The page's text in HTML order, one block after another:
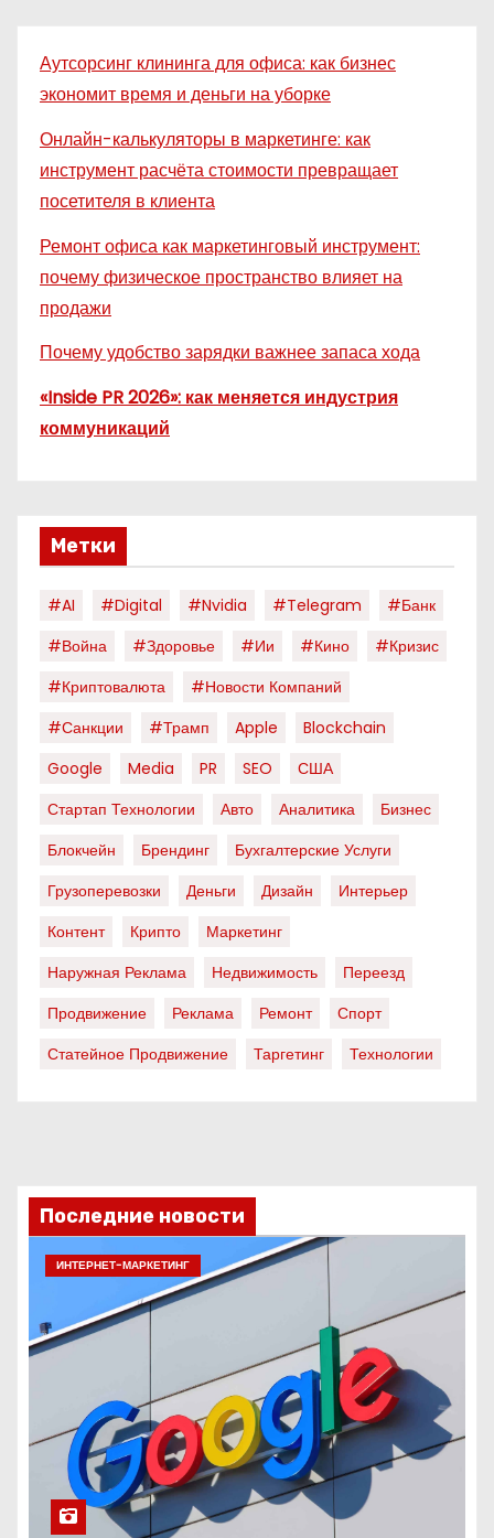
Аутсорсинг клининга для офиса: как бизнес
экономит время и деньги на уборке
Онлайн-калькуляторы в маркетинге: как
инструмент расчёта стоимости превращает
посетителя в клиента
Ремонт офиса как маркетинговый инструмент:
почему физическое пространство влияет на
продажи
Почему удобство зарядки важнее запаса хода
«Inside PR 2026»: как меняется индустрия
коммуникаций
Метки
#AI #digital #nvidia #telegram
#банк
#война
#здоровье #ии #кино
#кризис
#криптовалюта
#новости Компаний
#санкции
#трамп Apple
Blockchain
Google
Media PR SEO
США
Стартап Технологии
Авто Аналитика
Бизнес
Блокчейн
Брендинг
Бухгалтерские Услуги
Грузоперевозки
Деньги Дизайн
Интерьер
Контент
Крипто
Маркетинг
Наружная Реклама
Недвижимость
Переезд
Продвижение
Реклама Ремонт
Спорт
Статейное Продвижение
Таргетинг Технологии
Последние новости
ИНТЕРНЕТ-МАРКЕТИНГ